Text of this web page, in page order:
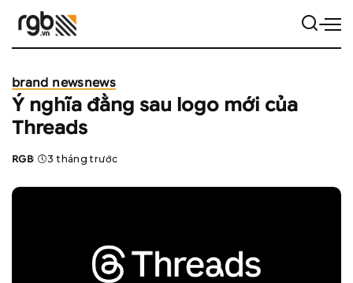
brand newsnews
Ý nghĩa đằng sau logo mới của
Threads
Posted
RGB 3 tháng trước